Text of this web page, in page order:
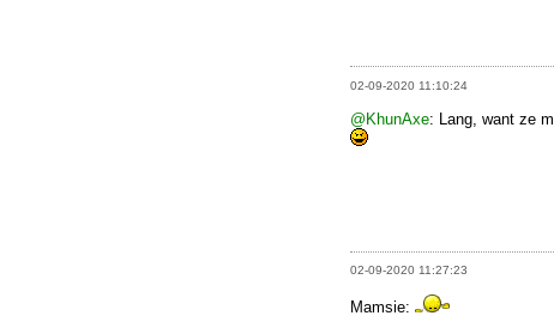
02-09-2020 11:10:24
@KhunAxe: Lang, want ze
02-09-2020 11:27:23
Mamsie: